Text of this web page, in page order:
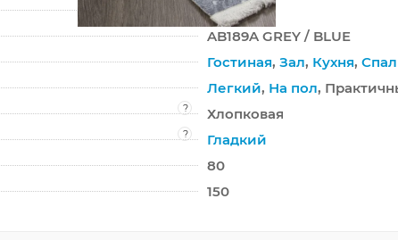
LOTUS
AB189A GREY / BLUE
Гостиная, Зал, Кухня,
Легкий, На пол,
?
Хлопковая
?
Гладкий
80
150